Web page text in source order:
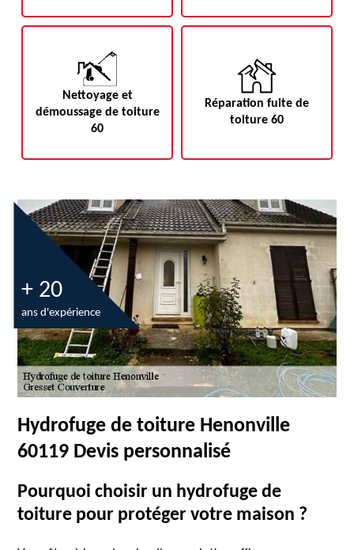
Nettoyage et
démoussage de toiture
60
Réparation fuite de
toiture 60
+ 20
ans d'expérience
Hydrofuge de toiture Henonville
60119 Devis personnalisé
Pourquoi choisir un hydrofuge de
toiture pour protéger votre maison ?